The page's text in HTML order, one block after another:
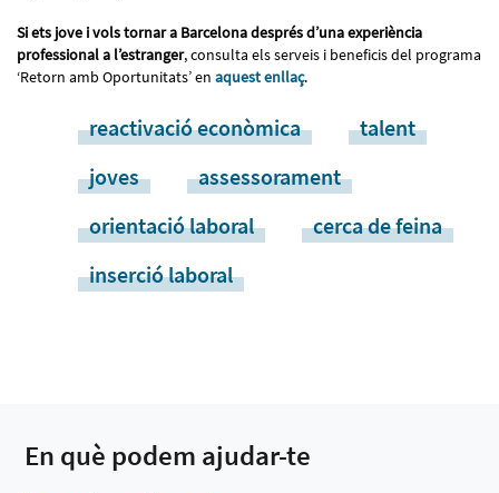
Si ets jove i vols tornar a Barcelona després d’una experiència
professional a l’estranger, consulta els serveis i beneficis del programa
‘Retorn amb Oportunitats’ en aquest enllaç.
reactivació econòmica
talent
joves
assessorament
orientació laboral
cerca de feina
inserció laboral
En què podem ajudar-te